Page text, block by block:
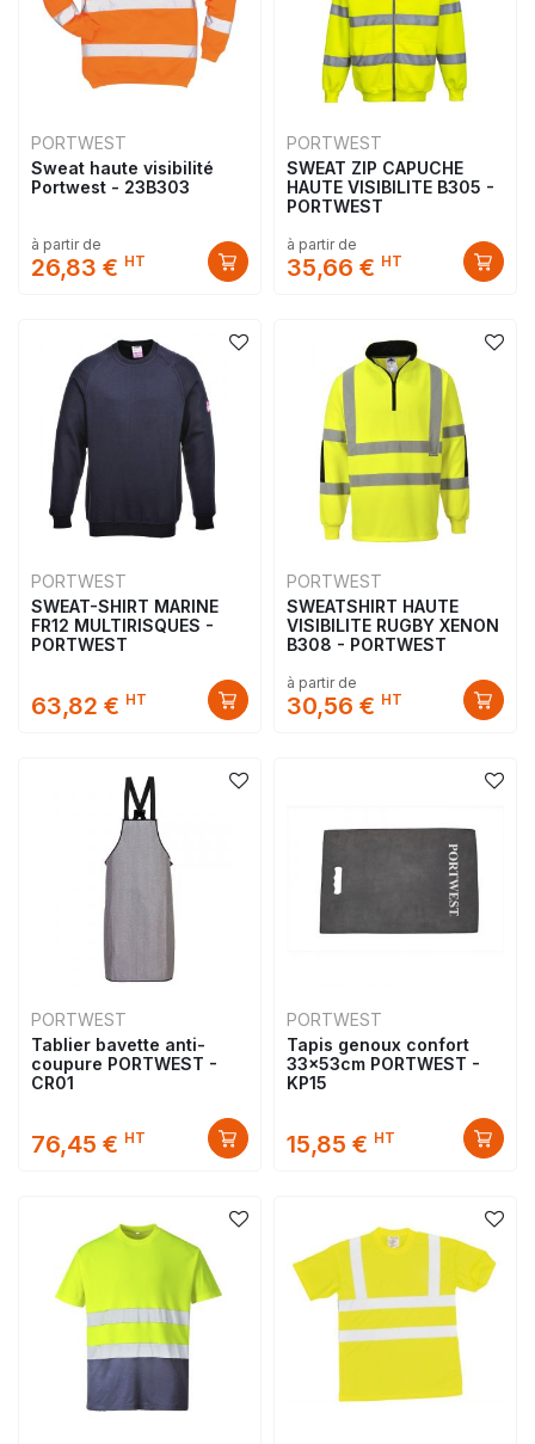
PORTWEST
Sweat haute visibilité
Portwest - 23B303
à partir de
26,83 € HT
PORTWEST
SWEAT ZIP CAPUCHE
HAUTE VISIBILITE B305 -
PORTWEST
à partir de
35,66 € HT
PORTWEST
SWEAT-SHIRT MARINE
FR12 MULTIRISQUES -
PORTWEST
63,82 € HT
PORTWEST
SWEATSHIRT HAUTE
VISIBILITE RUGBY XENON
B308 - PORTWEST
à partir de
30,56 € HT
PORTWEST
Tablier bavette anti-
coupure PORTWEST -
CR01
76,45 € HT
PORTWEST
Tapis genoux confort
33x53cm PORTWEST -
KP15
15,85 € HT